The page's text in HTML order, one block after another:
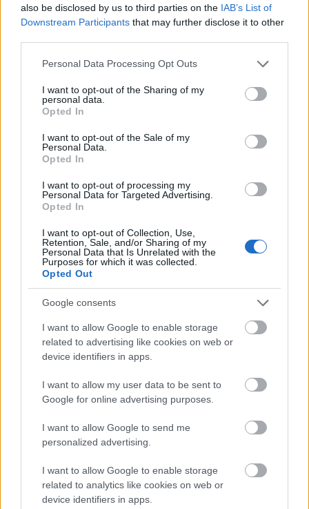
also be disclosed by us to third parties on the IAB’s List of
Downstream Participants that may further disclose it to other
Please note that this website/app uses one or more Google
not limited to your visit or usage behaviour. You may click to
grant or deny consent to Google and its third-party tags to
use your data for below specified purposes in below Google
consent section.
Personal Data Processing Opt Outs
I want to opt-out of the Sharing of my
personal data.
Opted In
I want to opt-out of the Sale of my
Personal Data.
Opted In
I want to opt-out of processing my
Personal Data for Targeted Advertising.
Opted In
I want to opt-out of Collection, Use,
Retention, Sale, and/or Sharing of my
Personal Data that Is Unrelated with the
Purposes for which it was collected.
Opted Out
Google consents
I want to allow Google to enable storage
related to advertising like cookies on web or
device identifiers in apps.
I want to allow my user data to be sent to
Google for online advertising purposes.
I want to allow Google to send me
personalized advertising.
I want to allow Google to enable storage
related to analytics like cookies on web or
device identifiers in apps.
HÍREK 32 perce
veszélyes precedenssé válhat az olasz-
spanyol konfliktus
HÍREK egy órája
Zavartalan nyári időnk lesz 29-35 fokkal,
holnap viszont újra 37 fok várható
HÍREK 3 órája
Szépségipar és orvosi turizmus: milyen
térképén?